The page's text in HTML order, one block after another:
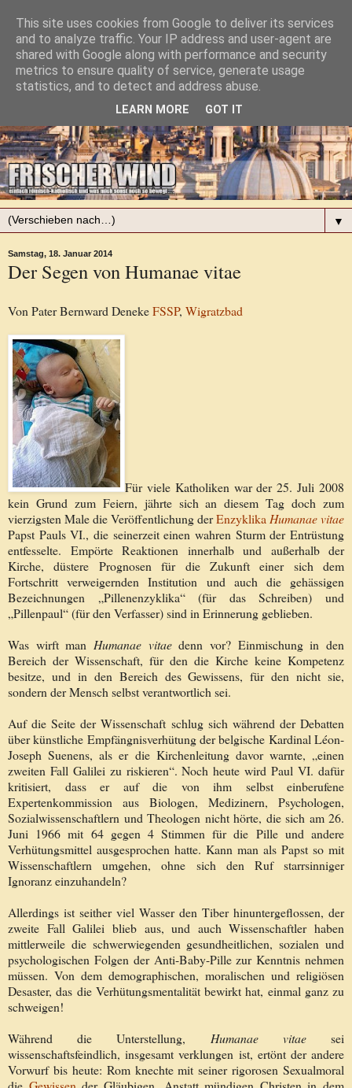
▼
Samstag, 18. Januar 2014
Der Segen von Humanae vitae
Von Pater Bernward DenekeFSSP, Wigratzbad
Für viele Katholiken war der 25. Juli 2008
kein Grund zum Feiern, jährte sich an diesem Tag doch zum
vierzigsten Male die Veröffentlichung derEnzyklika Humanae vitae
Papst Pauls VI., die seinerzeit einen wahren Sturm der Entrüstung
entfesselte. Empörte Reaktionen innerhalb und außerhalb der
Kirche, düstere Prognosen für die Zukunft einer sich dem
Fortschritt verweigernden Institution und auch die gehässigen
Bezeichnungen „Pillenenzyklika“ (für das Schreiben) und
„Pillenpaul“ (für den Verfasser) sind in Erinnerung geblieben.
Was wirft man Humanae vitaedenn vor? Einmischung in den
Bereich der Wissenschaft, für den die Kirche keine Kompetenz
besitze, und in den Bereich des Gewissens, für den nicht sie,
sondern der Mensch selbst verantwortlich sei.
Auf die Seite der Wissenschaft schlug sich während der Debatten
über künstliche Empfängnisverhütung der belgische Kardinal Léon-
Joseph Suenens, als er die Kirchenleitung davor warnte, „einen
zweiten Fall Galilei zu riskieren“. Noch heute wird Paul VI. dafür
kritisiert, dass er auf die von ihm selbst einberufene
Expertenkommission aus Biologen, Medizinern, Psychologen,
Sozialwissenschaftlern und Theologen nicht hörte, die sich am 26.
Juni 1966 mit 64 gegen 4 Stimmen für die Pille und andere
Verhütungsmittel ausgesprochen hatte. Kann man als Papst so mit
Wissenschaftlern umgehen, ohne sich den Ruf starrsinniger
Ignoranz einzuhandeln?
Allerdings ist seither viel Wasser den Tiber hinuntergeflossen, der
zweite Fall Galilei blieb aus, und auch Wissenschaftler haben
mittlerweile die schwerwiegenden gesundheitlichen, sozialen und
psychologischen Folgen der Anti-Baby-Pille zur Kenntnis nehmen
müssen. Von dem demographischen, moralischen und religiösen
Desaster, das die Verhütungsmentalität bewirkt hat, einmal ganz zu
schweigen!
Während die Unterstellung, Humanae vitaesei
wissenschaftsfeindlich, insgesamt verklungen ist, ertönt der andere
Vorwurf bis heute: Rom knechte mit seiner rigorosen Sexualmoral
This site uses cookies from Google to deliver its services
and to analyze traffic. Your IP address and user-agent are
shared with Google along with performance and security
metrics to ensure quality of service, generate usage
statistics, and to detect and address abuse.
LEARN MORE GOT IT